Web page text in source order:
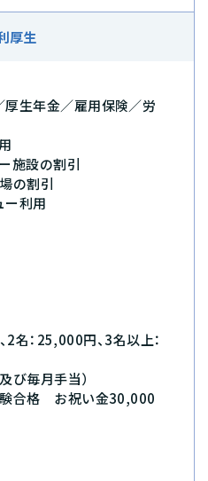
厚生
厚生年金／雇用保険／労
施設の割引
の割引
ー利用
名：25,000円、3名以上：
び毎月手当）
験合格 お祝い金30,000